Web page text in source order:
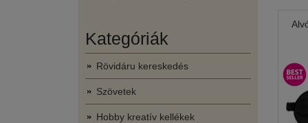
Kategóriák
Rövidáru kereskedés
Szövetek
Hobby kreatív kellékek